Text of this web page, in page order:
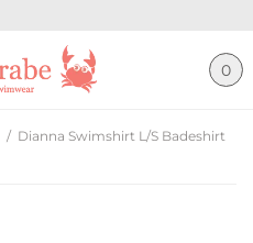
0
/ Dianna Swimshirt L/S Badeshirt